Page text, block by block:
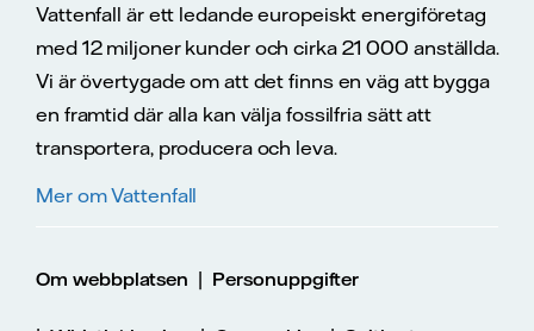
Vattenfall är ett ledande europeiskt energiföretag
med 12 miljoner kunder och cirka 21 000 anställda.
Vi är övertygade om att det finns en väg att bygga
en framtid där alla kan välja fossilfria sätt att
transportera, producera och leva.
Mer om Vattenfall
Om webbplatsen | Personuppgifter